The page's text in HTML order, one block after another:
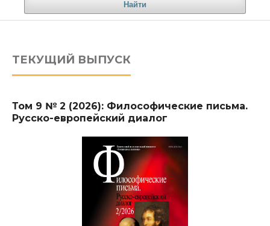
Найти
ТЕКУЩИЙ ВЫПУСК
Том 9 № 2 (2026): Философические письма.
Русско-европейский диалог